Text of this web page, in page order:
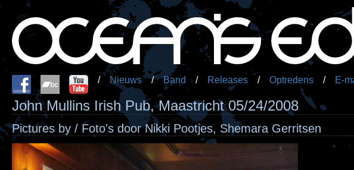
/ Nieuws / Band / Releases / Optredens / E-
John Mullins Irish Pub, Maastricht 05/24/2008
Pictures by / Foto's door Nikki Pootjes, Shemara Gerritsen